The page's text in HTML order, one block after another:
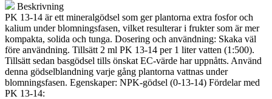
Beskrivning
PK 13-14 är ett mineralgödsel som ger plantorna extra fosfor och
kalium under blomningsfasen, vilket resulterar i frukter som är mer
kompakta, solida och tunga. Dosering och användning: Skaka väl
före användning. Tillsätt 2 ml PK 13-14 per 1 liter vatten (1:500).
Tillsätt sedan basgödsel tills önskat EC-värde har uppnåtts. Använd
denna gödselblandning varje gång plantorna vattnas under
blomningsfasen. Egenskaper: NPK-gödsel (0-13-14) Fördelar med
PK 13-14: